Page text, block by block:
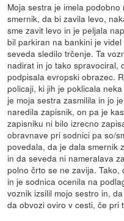
Moja sestra je imela
smernik, da bi zavila levo,
sme zavit levo in je peljala
bil parkiran na bankini je
seveda sledilo trčenje. Ta
nadirat in jo tako spravociral,
podpisala evropski obrazec.
policaji, ki jih je poklicala
je moja sestra zasmilila in jo
naredila zapisnik, on pa je
zapisniku ni bilo izrecno
obravnave pri sodnici pa so/
povedala, da je dala smernik
in da seveda ni nameralava
polno črto se ne zavija.
in je sodnica ocenila na
voznik izsilil mojo sestro in,
da obvozi oviro v cesti, če pri